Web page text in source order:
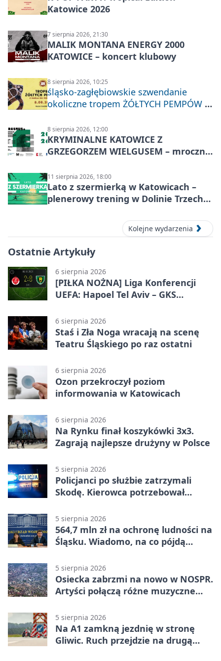
Katowice 2026
7 sierpnia 2026, 21:30
MALIK MONTANA ENERGY 2000
KATOWICE – koncert klubowy
8 sierpnia 2026, 10:25
śląsko-zagłębiowskie szwendanie
okoliczne tropem ŻÓŁTYCH PEMPÓW z
8 sierpnia 2026, 12:00
KRYMINALNE KATOWICE Z
GRZEGORZEM WIELGUSEM – mroczne
11 sierpnia 2026, 18:00
Lato z szermierką w Katowicach –
plenerowy trening w Dolinie Trzech
Kolejne wydarzenia
Ostatnie Artykuły
6 sierpnia 2026
[PIŁKA NOŻNA] Liga Konferencji
UEFA: Hapoel Tel Aviv – GKS
rundy kwalifikacyjnej
6 sierpnia 2026
Staś i Zła Noga wracają na scenę
Teatru Śląskiego po raz ostatni
6 sierpnia 2026
Ozon przekroczył poziom
informowania w Katowicach
6 sierpnia 2026
Na Rynku finał koszykówki 3x3.
Zagrają najlepsze drużyny w Polsce
5 sierpnia 2026
Policjanci po służbie zatrzymali
Skodę. Kierowca potrzebował
5 sierpnia 2026
564,7 mln zł na ochronę ludności na
Śląsku. Wiadomo, na co pójdą
5 sierpnia 2026
Osiecka zabrzmi na nowo w NOSPR.
Artyści połączą różne muzyczne
5 sierpnia 2026
Na A1 zamkną jezdnię w stronę
Gliwic. Ruch przejdzie na drugą